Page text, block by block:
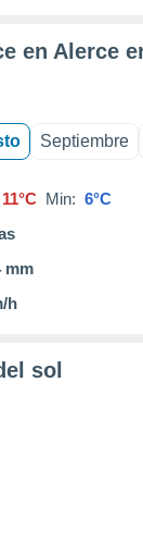
en Alerce
Septiembre
11°C Min: 6°C
mm
h
sol